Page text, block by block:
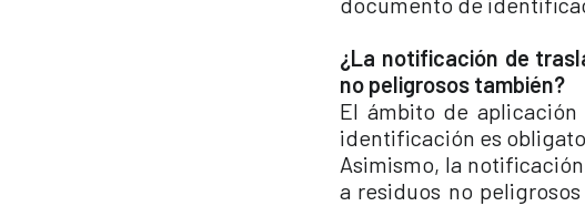
¿La notificación de
no peligrosos también?
El ámbito de
identificación es
Asimismo, la
a residuos no